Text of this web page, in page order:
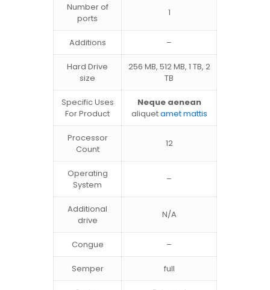
Number of
ports
1
Additions –
Hard Drive
size
256 MB, 512 MB, 1 TB, 2
TB
Specific Uses
For Product
Neque aenean
aliquetamet mattis
Processor
Count
12
Operating
System
–
Additional
drive
N/A
Congue –
Semper full